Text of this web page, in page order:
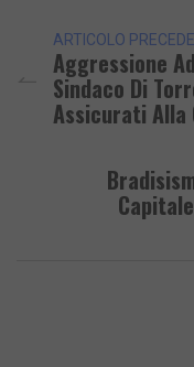
ARTICOLO
Aggressione
Sindaco Di
Assicurati Alla